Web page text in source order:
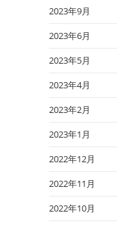
2023年9月
2023年6月
2023年5月
2023年4月
2023年2月
2023年1月
2022年12月
2022年11月
2022年10月